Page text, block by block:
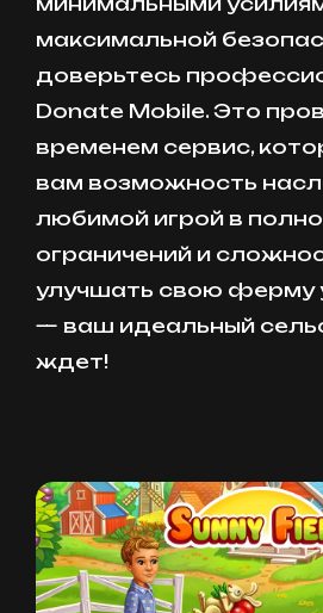
максимальной
доверьтесь
Donate Mobile. Это
временем сервис,
вам возможность
любимой игрой в
ограничений и
улучшать свою ферму
— ваш идеальный
ждет!